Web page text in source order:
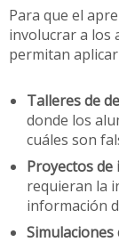
Para que el
involucrar a los
permitan
Talleres de
donde los
cuáles son
Proyectos
requieran la
información